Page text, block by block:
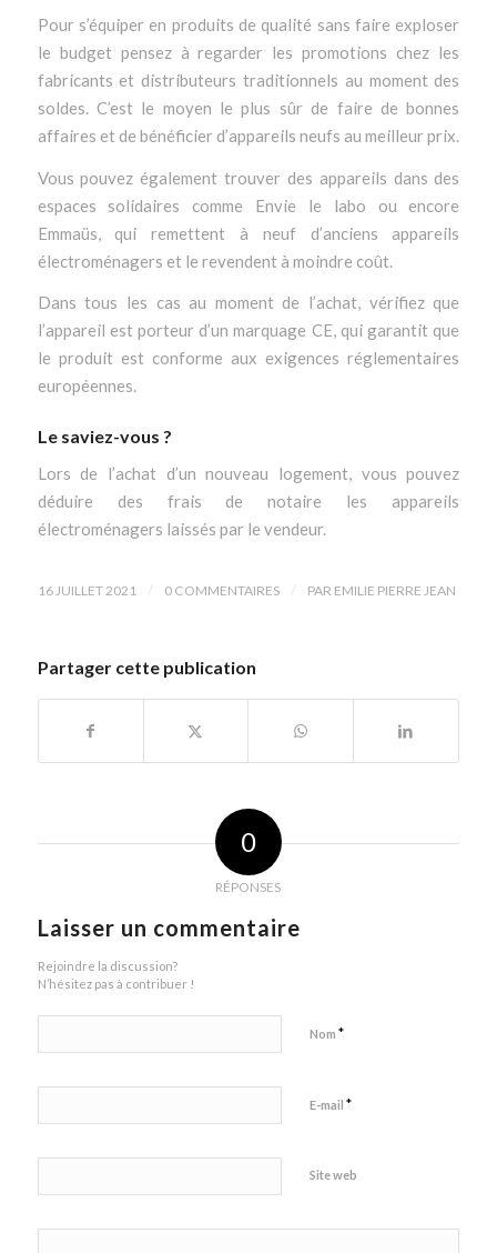
Pour s’équiper en produits de qualité sans faire exploser
le budget pensez à regarder les promotions chez les
fabricants et distributeurs traditionnels au moment des
soldes. C’est le moyen le plus sûr de faire de bonnes
affaires et de bénéficier d’appareils neufs au meilleur prix.
Vous pouvez également trouver des appareils dans des
espaces solidaires comme Envie le labo ou encore
Emmaüs, qui remettent à neuf d’anciens appareils
électroménagers et le revendent à moindre coût.
Dans tous les cas au moment de l’achat, vérifiez que
l’appareil est porteur d’un marquage CE, qui garantit que
le produit est conforme aux exigences réglementaires
européennes.
Le saviez-vous ?
Lors de l’achat d’un nouveau logement, vous pouvez
déduire des frais de notaire les appareils
électroménagers laissés par le vendeur.
16 JUILLET 2021 0 COMMENTAIRES PAR EMILIE PIERRE JEAN
Partager cette publication
0
RÉPONSES
Laisser un commentaire
Rejoindre la discussion?
N’hésitez pas à contribuer !
Nom *
E-mail *
Site web